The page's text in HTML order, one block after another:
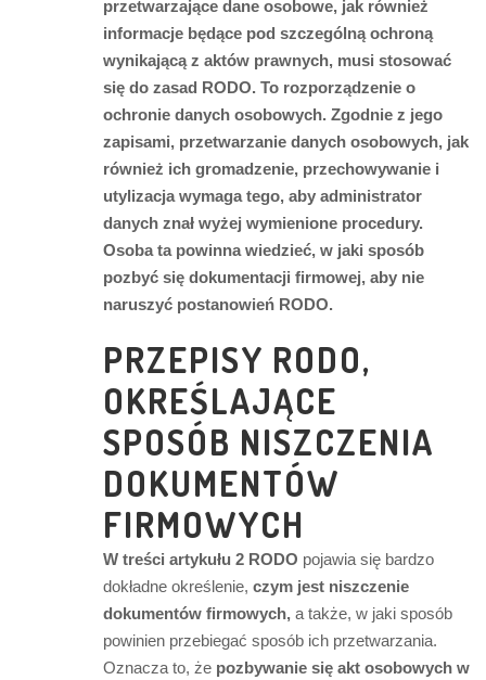
przetwarzające dane osobowe, jak również
informacje będące pod szczególną ochroną
wynikającą z aktów prawnych, musi stosować
się do zasad RODO. To rozporządzenie o
ochronie danych osobowych. Zgodnie z jego
zapisami, przetwarzanie danych osobowych, jak
również ich gromadzenie, przechowywanie i
utylizacja wymaga tego, aby administrator
danych znał wyżej wymienione procedury.
Osoba ta powinna wiedzieć, w jaki sposób
pozbyć się dokumentacji firmowej, aby nie
naruszyć postanowień RODO.
PRZEPISY RODO,
OKREŚLAJĄCE
SPOSÓB NISZCZENIA
DOKUMENTÓW
FIRMOWYCH
W treści artykułu 2 RODO pojawia się bardzo
dokładne określenie, czym jest niszczenie
dokumentów firmowych, a także, w jaki sposób
powinien przebiegać sposób ich przetwarzania.
Oznacza to, że pozbywanie się akt osobowych w